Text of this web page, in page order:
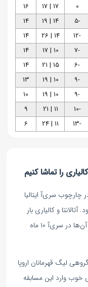
0
17 | 17
16
-5
14 | 19
14
-12
14 | 26
14
-7
10 | 17
14
-6
15 | 21
14
-9
10 | 19
13
-9
10 | 19
10
-10
11 | 21
9
-13
11 | 24
6
را تماشا کنیم
کالیاری در چارچوب سری‌آ ایتالیا
۲۳:۱۵ آغاز می‌شود. آتالانتا و کالیاری بار
دیگر مقابل هم قرار می‌گیرند و یاد دیدار ۰–۰ آن‌ها در سری‌آ ۱۰ ماه
لیگ قهرمانان اروپا
خوب وارد این مسابقه